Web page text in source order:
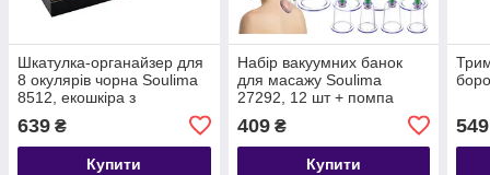
Шкатулка-органайзер для
8 окулярів чорна Soulima​​​​​​​
8512, екошкіра з
639 ₴
Купити
Набір вакуумних банок
для масажу Soulima
27292, 12 шт + помпа
409₴
Купити
549